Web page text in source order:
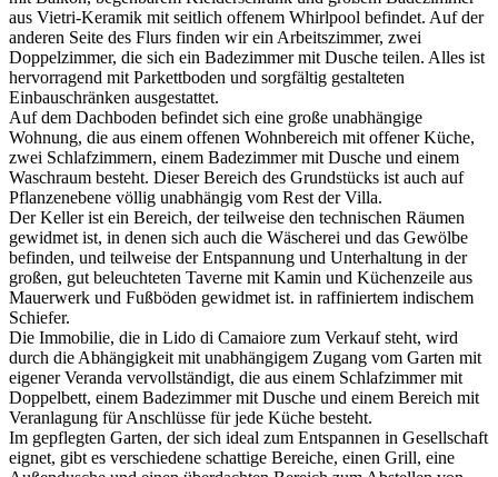
aus Vietri-Keramik mit seitlich offenem Whirlpool befindet. Auf der
anderen Seite des Flurs finden wir ein Arbeitszimmer, zwei
Doppelzimmer, die sich ein Badezimmer mit Dusche teilen. Alles ist
hervorragend mit Parkettboden und sorgfältig gestalteten
Einbauschränken ausgestattet.
Auf dem Dachboden befindet sich eine große unabhängige
Wohnung, die aus einem offenen Wohnbereich mit offener Küche,
zwei Schlafzimmern, einem Badezimmer mit Dusche und einem
Waschraum besteht. Dieser Bereich des Grundstücks ist auch auf
Pflanzenebene völlig unabhängig vom Rest der Villa.
Der Keller ist ein Bereich, der teilweise den technischen Räumen
gewidmet ist, in denen sich auch die Wäscherei und das Gewölbe
befinden, und teilweise der Entspannung und Unterhaltung in der
großen, gut beleuchteten Taverne mit Kamin und Küchenzeile aus
Mauerwerk und Fußböden gewidmet ist. in raffiniertem indischem
Schiefer.
Die Immobilie, die in Lido di Camaiore zum Verkauf steht, wird
durch die Abhängigkeit mit unabhängigem Zugang vom Garten mit
eigener Veranda vervollständigt, die aus einem Schlafzimmer mit
Doppelbett, einem Badezimmer mit Dusche und einem Bereich mit
Veranlagung für Anschlüsse für jede Küche besteht.
Im gepflegten Garten, der sich ideal zum Entspannen in Gesellschaft
eignet, gibt es verschiedene schattige Bereiche, einen Grill, eine